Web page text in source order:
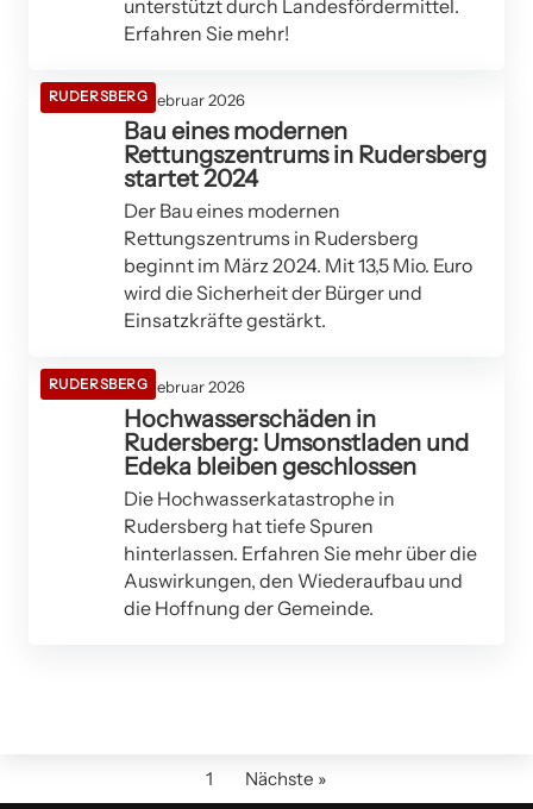
unterstützt durch Landesfördermittel.
Erfahren Sie mehr!
RUDERSBERG25. Februar 2026
Bau eines modernen
Rettungszentrums in Rudersberg
startet 2024
Der Bau eines modernen
Rettungszentrums in Rudersberg
beginnt im März 2024. Mit 13,5 Mio. Euro
wird die Sicherheit der Bürger und
Einsatzkräfte gestärkt.
RUDERSBERG24. Februar 2026
Hochwasserschäden in
Rudersberg: Umsonstladen und
Edeka bleiben geschlossen
Die Hochwasserkatastrophe in
Rudersberg hat tiefe Spuren
hinterlassen. Erfahren Sie mehr über die
Auswirkungen, den Wiederaufbau und
die Hoffnung der Gemeinde.
1 Nächste »